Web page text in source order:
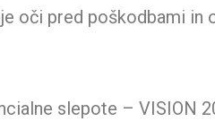
oči pred poškodbami
slepote – VISION